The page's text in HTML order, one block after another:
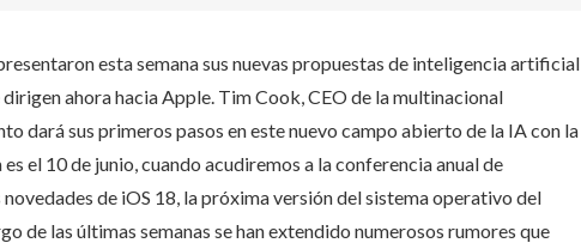
esta semana sus nuevas propuestas de inteligencia artificial
ahora hacia Apple. Tim Cook, CEO de la multinacional
dará sus primeros pasos en este nuevo campo abierto de la IA con la
el 10 de junio, cuando acudiremos a la conferencia anual de
de iOS 18, la próxima versión del sistema operativo del
de las últimas semanas se han extendido numerosos rumores que